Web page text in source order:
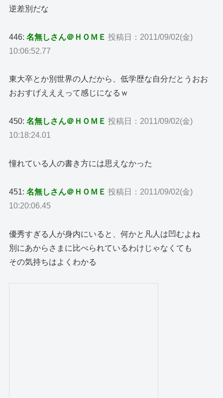
逆差別だな
446:名無しさん＠ＨＯＭＥ 投稿日：2011/09/02(金)
10:06:52.77
東大卒とか別世界の人だから、低学歴な自分だとうおお
おおすげえええって感じになるｗ
450:名無しさん＠ＨＯＭＥ 投稿日：2011/09/02(金)
10:18:24.01
憧れている人の書き方には思えなかった
451:名無しさん＠ＨＯＭＥ 投稿日：2011/09/02(金)
10:20:06.45
優秀すぎる人が身内にいると、何かと凡人は凹むよね
別にあからさまに比べられているわけじゃなくても
その気持ちはよくわかる